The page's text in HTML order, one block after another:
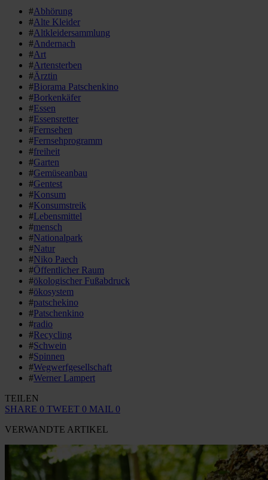
#Abhörung
#Alte Kleider
#Altkleidersammlung
#Andernach
#Art
#Artensterben
#Ärztin
#Biorama Patschenkino
#Borkenkäfer
#Essen
#Essensretter
#Fernsehen
#Fernsehprogramm
#freiheit
#Garten
#Gemüseanbau
#Gentest
#Konsum
#Konsumstreik
#Lebensmittel
#mensch
#Nationalpark
#Natur
#Niko Paech
#Öffentlicher Raum
#ökologischer Fußabdruck
#ökosystem
#patschekino
#Patschenkino
#radio
#Recycling
#Schwein
#Spinnen
#Wegwerfgesellschaft
#Werner Lampert
TEILEN
SHARE 0 TWEET 0 MAIL 0
VERWANDTE ARTIKEL